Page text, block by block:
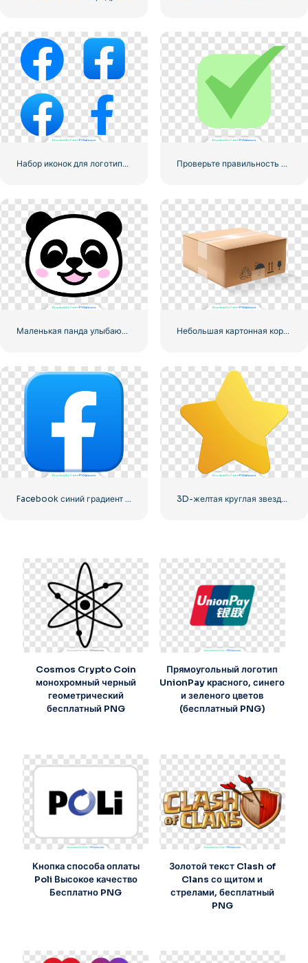
Набор иконок для логотипа Facebook Проверьте правильность округленного зеленого значка
Маленькая панда улыбающееся лицо значок Небольшая картонная коробка для доставки
Cosmos Crypto Coin
монохромный черный
геометрический
бесплатный PNG
Прямоугольный логотип
UnionPay красного, синего
и зеленого цветов
(бесплатный PNG)
Кнопка способа оплаты
Poli Высокое качество
Бесплатно PNG
Золотой текст Clash of
Clans со щитом и
стрелами, бесплатный
PNG